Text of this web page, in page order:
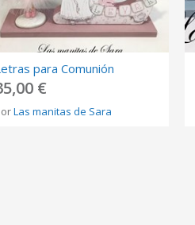
para Comunión
€
Las manitas de Sara